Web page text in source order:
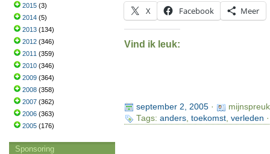
X Facebook Meer
Vind ik leuk:
september 2, 2005·
Tags: anders, toekomst, verleden
2015 (3)
2014 (5)
2013 (134)
2012 (346)
2011 (359)
2010 (346)
2009 (364)
2008 (358)
2007 (362)
2006 (363)
2005 (176)
Sponsoring